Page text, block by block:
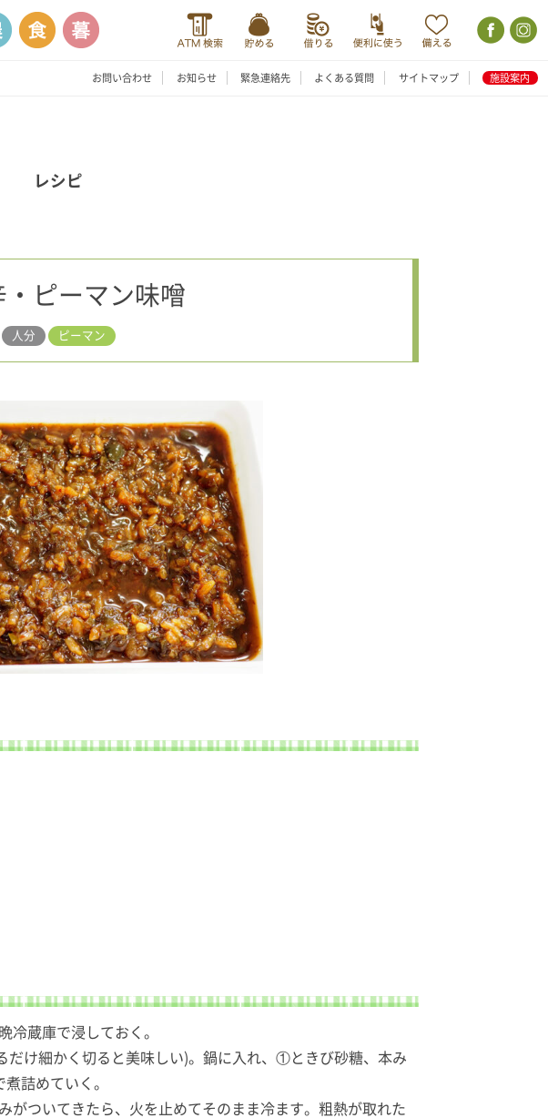
お問い合わせ お知らせ 緊急連絡先 よくある質問 サイトマップ 施設案内
レシピ
・ピーマン味噌
人分 ピーマン
蔵庫で浸しておく。
け細かく切ると美味しい)。鍋に入れ、①ときび砂糖、本み
詰めていく。
ついてきたら、火を止めてそのまま冷ます。粗熱が取れた